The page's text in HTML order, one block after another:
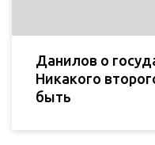
Данилов о
Никакого
быть